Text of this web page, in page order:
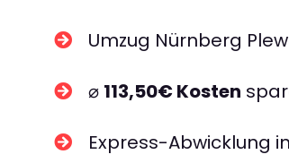
Umzug Nürnberg
⌀ 113,50€ Kosten
Express-Abwicklung in